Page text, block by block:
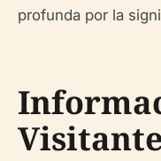
profunda por la